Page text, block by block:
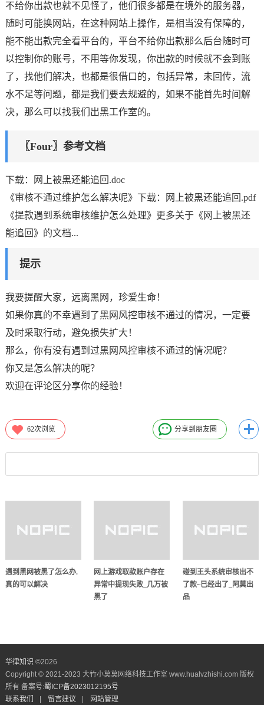
不给你出款也就不见怪了，他们很多都是在境外的服务器，
随时可能换网站，在这种网站上操作，是相当没有保障的，
能不能出款完全看平台的，平台不给你出款那么后台随时可
以控制你的账号，不用等你发现，你出款的时候就不会到账
了，找他们解决，也都是很借口的，包括异常，未回传，流
水不足等问题，都是我们要去规避的，如果不能首先时间解
决，那么可以找我们出黑工作室的。
〖Four〗参考文档
下载：网上被黑还能追回.doc
《审核不通过维护怎么解决呢》下载：网上被黑还能追回.pdf
《提款遇到系统审核维护怎么处理》更多关于《网上被黑还
能追回》的文档...
提示
我要提醒大家，远离黑网，珍爱生命！
如果你真的不幸遇到了黑网风控审核不通过的情况，一定要
及时采取行动，避免损失扩大！
那么，你有没有遇到过黑网风控审核不通过的情况呢？
你又是怎么解决的呢？
欢迎在评论区分享你的经验！
62次浏览 分享到朋友圈
遇到黑网被黑了怎么办.
真的可以解决
网上游戏取款账户存在
异常中提现失败_几万被
黑了
碰到王头系统审核出不
了款~已经出了_阿莫出
品
华律知识 ©2026
Copyright © 2021-2023 大竹小莫莫网络科技工作室 www.hualvzhishi.com 版权
所有 备案号:蜀ICP备2023012195号
联系我们
留言建议 网站管理